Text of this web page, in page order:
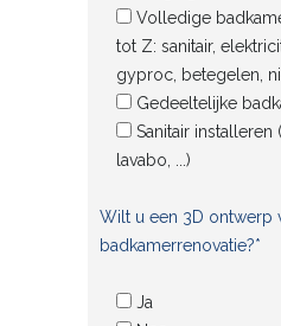
Volledige
tot Z: sanitair,
gyproc, betegelen,
Gedeeltelijke
Sanitair installeren
lavabo, ...)
Wilt u een 3D ontwerp
badkamerrenovatie?*
Ja